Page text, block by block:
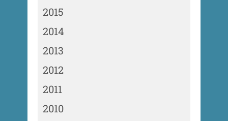
2015
2014
2013
2012
2011
2010